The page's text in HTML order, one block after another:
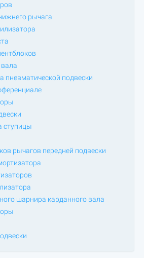
рычага
пневматической подвески
ступицы
рычагов передней подвески
шарнира карданного вала